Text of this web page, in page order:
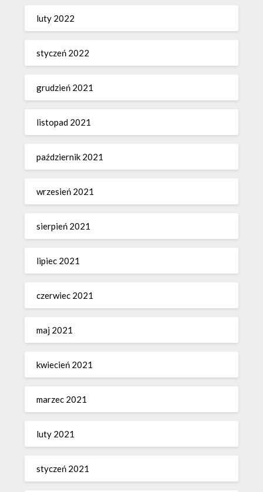
luty 2022
styczeń 2022
grudzień 2021
listopad 2021
październik 2021
wrzesień 2021
sierpień 2021
lipiec 2021
czerwiec 2021
maj 2021
kwiecień 2021
marzec 2021
luty 2021
styczeń 2021